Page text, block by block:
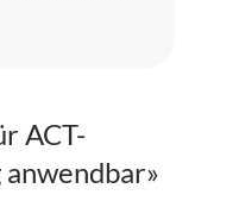
Monaten
ACT-